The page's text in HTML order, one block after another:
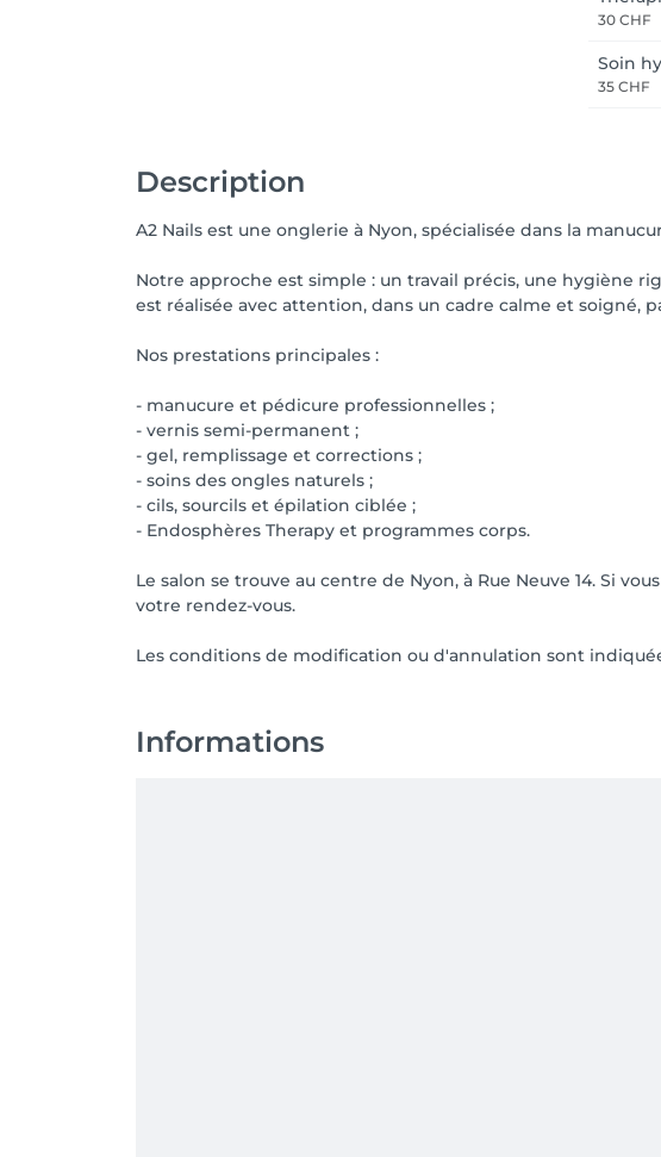
30 CHF
Soin
35 CHF
Description
A2 Nails est une onglerie à Nyon, spécialisée dans la
Notre approche est simple : un travail précis, une hygiène
est réalisée avec attention, dans un cadre calme et
Nos prestations principales :
- manucure et pédicure professionnelles ;
- vernis semi-permanent ;
- gel, remplissage et corrections ;
- soins des ongles naturels ;
- cils, sourcils et épilation ciblée ;
- Endosphères Therapy et programmes corps.
Le salon se trouve au centre de Nyon, à Rue Neuve 14. Si
votre rendez-vous.
Les conditions de modification ou d'annulation sont
Informations